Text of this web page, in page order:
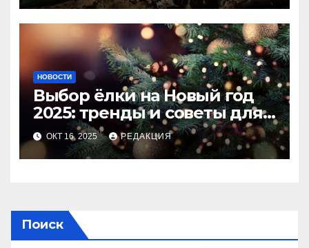
НОВОСТИ
Выбор ёлки на Новый год
2025: тренды и советы для
идеального праздника
ОКТ 16, 2025 РЕДАКЦИЯ
Поиск